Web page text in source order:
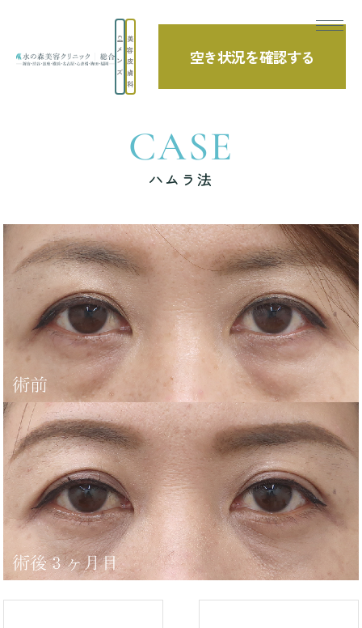
メ
ン
ズ
美
容
皮
膚
科
空き状況を確認する
TOP 症例写真 ハムラ法
CASE
ハムラ法